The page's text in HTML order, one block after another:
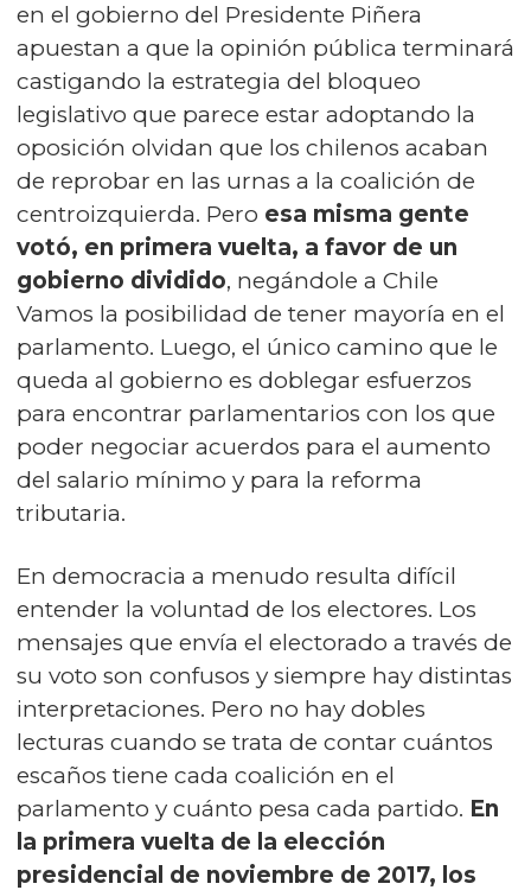
en el gobierno del Presidente Piñera
apuestan a que la opinión pública terminará
castigando la estrategia del bloqueo
legislativo que parece estar adoptando la
oposición olvidan que los chilenos acaban
de reprobar en las urnas a la coalición de
centroizquierda. Pero esa misma gente
votó, en primera vuelta, a favor de un
gobierno dividido, negándole a Chile
Vamos la posibilidad de tener mayoría en el
parlamento. Luego, el único camino que le
queda al gobierno es doblegar esfuerzos
para encontrar parlamentarios con los que
poder negociar acuerdos para el aumento
del salario mínimo y para la reforma
tributaria.
En democracia a menudo resulta difícil
entender la voluntad de los electores. Los
mensajes que envía el electorado a través de
su voto son confusos y siempre hay distintas
interpretaciones. Pero no hay dobles
lecturas cuando se trata de contar cuántos
escaños tiene cada coalición en el
parlamento y cuánto pesa cada partido. En
la primera vuelta de la elección
presidencial de noviembre de 2017, los